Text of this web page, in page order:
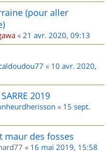
(pour aller
« 21 avr. 2020, 09:13
« 10 avr. 2020,
2019
« 15 sept.
maur des fosses
« 16 mai 2019, 15:58